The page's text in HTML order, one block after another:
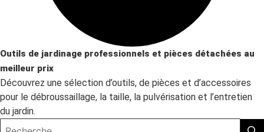
Outils de jardinage professionnels et pièces détachées au
meilleur prix
Découvrez une sélection d’outils, de pièces et d’accessoires
pour le débroussaillage, la taille, la pulvérisation et l’entretien
du jardin.